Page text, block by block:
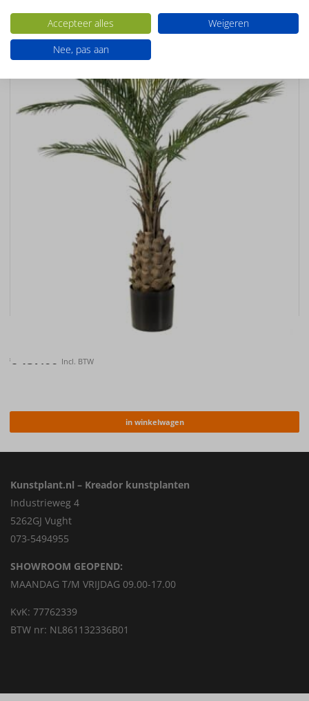
Kunstplant Palm UV 150cm
€ Incl. BTW
in winkelwagen
Kunstplant.nl – Kreador kunstplanten
Industrieweg 4
5262GJ Vught
073-5494955
SHOWROOM GEOPEND:
MAANDAG T/M VRIJDAG 09.00-17.00
KvK: 77762339
BTW nr: NL861132336B01
Accepteer alles
Weigeren
Nee, pas aan